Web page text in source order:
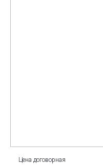
Цена договорная